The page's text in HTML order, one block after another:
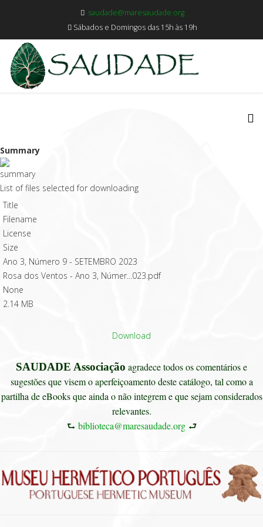
saudade@maresaudade.org
Sábados e Domingos das 15h às 19h
Summary
List of files selected for downloading
Title
Filename
License
Size
Ano 3, Número 9 - SETEMBRO 2023
Rosa dos Ventos - Ano 3, Númer...023.pdf
None
2.14 MB
Download
SAUDADE Associação agradece todos os comentários e
sugestões que visem o aperfeiçoamento deste catálogo, tal como a
partilha de eBooks que ainda o não integrem e que sejam considerados
relevantes.
⮑ biblioteca@maresaudade.org⮐